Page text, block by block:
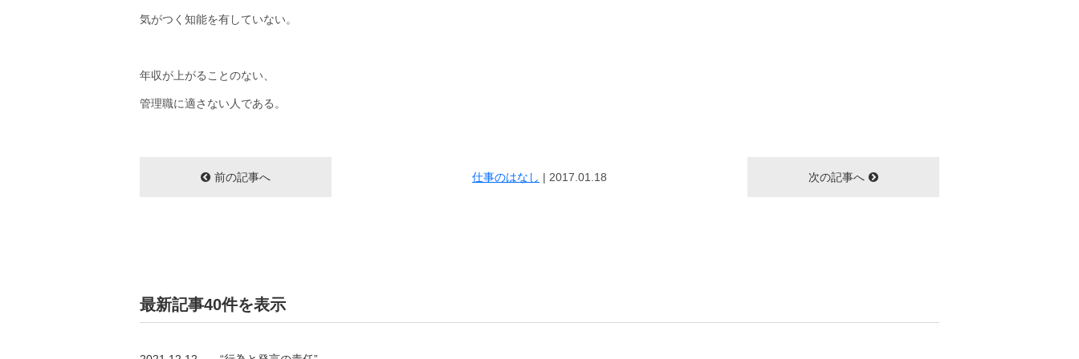
気がつく知能を有していない。
年収が上がることのない、
管理職に適さない人である。
前の記事へ 仕事のはなし | 2017.01.18 次の記事へ
最新記事40件を表示